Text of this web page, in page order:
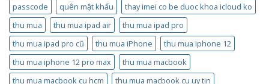
passcode
quên mật khẩu
thay imei co be duoc khoa icloud ko
thu mua
thu mua ipad air
thu mua ipad pro
thu mua ipad pro cũ
thu mua iPhone
thu mua iphone 12
thu mua iphone 12 pro max
thu mua macbook
thu mua macbook cu hcm
thu mua macbook cu uy tin